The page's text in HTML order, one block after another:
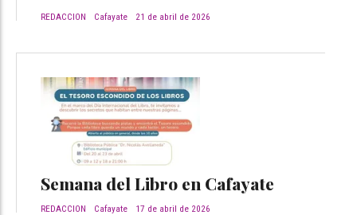
REDACCION Cafayate 21 de abril de 2026
Semana del Libro en Cafayate
REDACCION Cafayate 17 de abril de 2026